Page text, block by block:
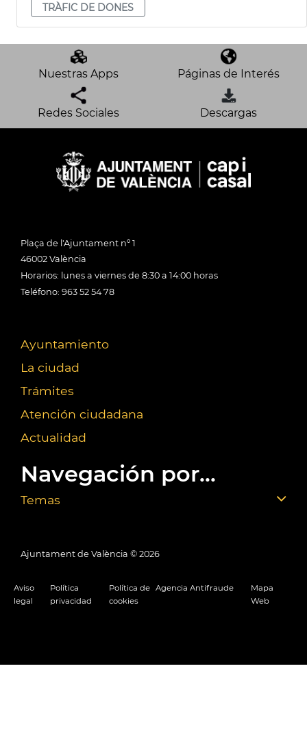
TRÀFIC DE DONES
Nuestras Apps Páginas de Interés
Redes Sociales Descargas
Plaça de l'Ajuntament nº 1
46002 València
Horarios: lunes a viernes de 8:30 a 14:00 horas
Teléfono: 963 52 54 78
Ayuntamiento
La ciudad
Trámites
Atención ciudadana
Actualidad
Navegación por...
Temas
Ajuntament de València © 2026
Aviso
legal
Política
privacidad
Política de
cookies
Agencia Antifraude
Mapa
Web